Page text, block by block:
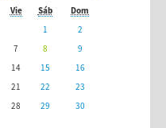
Vie Sáb
Dom
1
2
7 8
9
14 15
16
21 22
23
28 29
30